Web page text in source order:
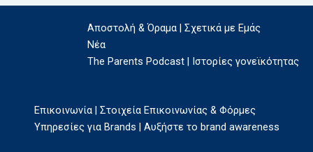
Αποστολή & Όραμα | Σχετικά με Εμάς
Νέα
The Parents Podcast | Ιστορίες γονεϊκότητας
Επικοινωνία | Στοιχεία Επικοινωνίας & Φόρμες
Υπηρεσίες για Brands | Αυξήστε το brand awareness